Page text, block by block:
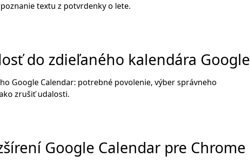
textu z potvrdenky o lete.
do zdieľaného kalendára Google
Google Calendar: potrebné povolenie, výber správneho
zrušiť udalosti.
Google Calendar pre Chrome